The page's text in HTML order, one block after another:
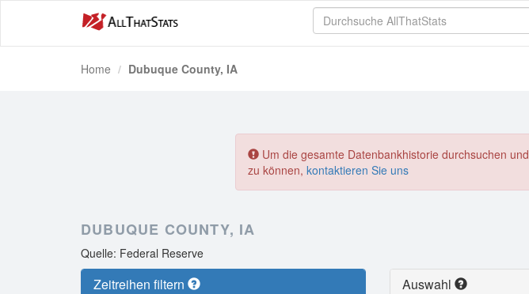
Home Dubuque County, IA
Um die gesamte Datenbankhistorie durchsuchen
zu können, kontaktieren Sie uns
DUBUQUE COUNTY, IA
Quelle: Federal Reserve
Zeitreihen filtern Auswahl